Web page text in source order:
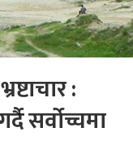
:
सर्वोच्चमा